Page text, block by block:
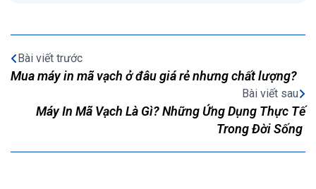
Bài viết trước
Mua máy in mã vạch ở đâu giá rẻ nhưng chất lượng?
Bài viết sau
Máy In Mã Vạch Là Gì? Những Ứng Dụng Thực Tế
Trong Đời Sống